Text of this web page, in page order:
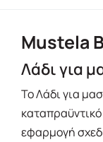
Mustela
Λάδι για
Το Λάδι για
εφαρμογή